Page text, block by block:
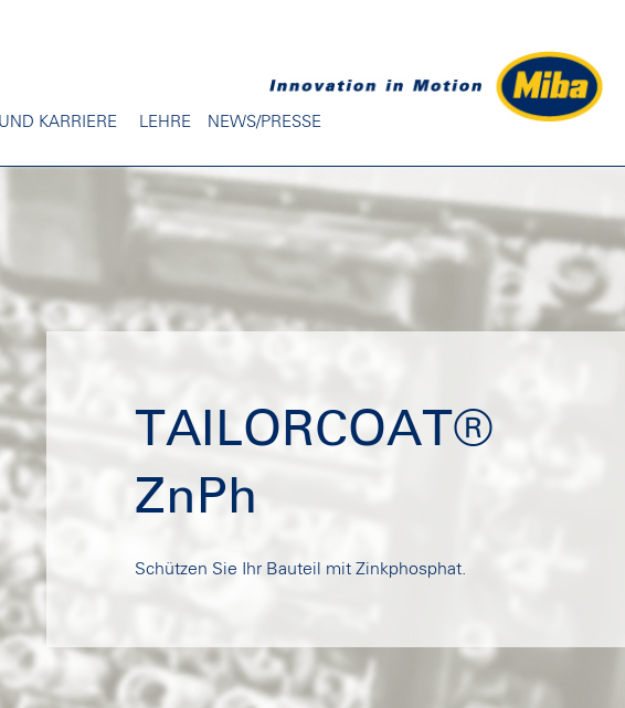
KARRIERE LEHRE NEWS/PRESSE
TAILORCOAT®
ZnPh
Schützen Sie Ihr Bauteil mit Zinkphosphat.